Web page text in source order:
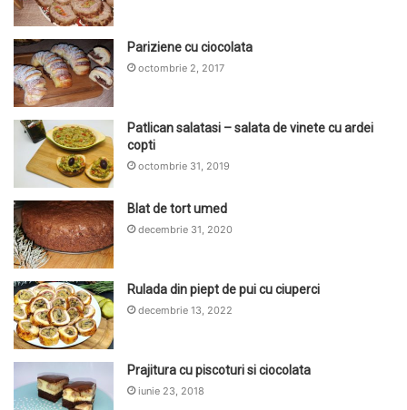
Pariziene cu ciocolata
octombrie 2, 2017
Patlican salatasi – salata de vinete cu ardei
copti
octombrie 31, 2019
Blat de tort umed
decembrie 31, 2020
Rulada din piept de pui cu ciuperci
decembrie 13, 2022
Prajitura cu piscoturi si ciocolata
iunie 23, 2018